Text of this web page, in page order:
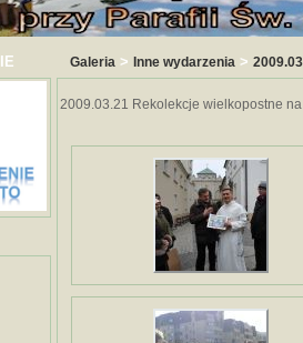
Galeria > Inne wydarzenia >
2009.03.21 Rekolekcje wielkopostne